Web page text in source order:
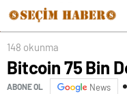
148 okunma
Bitcoin 75 Bin
ABONE OL News